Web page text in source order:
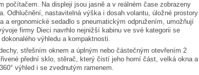
počítačem. Na displeji jsou jasně a v reálném čase zobrazeny
Odhlučnění, nastavitelná výška i dosah volantu, úložné prostory
a ergonomické sedadlo s pneumatickým odpružením, umožňují
firmy Dieci navrhlo nejnižší kabinu ve své kategorii se
výhledu a kompaktnosti.
střešním oknem a úplným nebo částečným otevřením 2
přední sklo, stěrač, který čistí jeho horní část, velká okna a
výhled i se zvednutým ramenem.